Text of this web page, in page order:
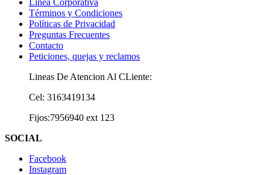
Términos y Condiciones
Políticas de Privacidad
Preguntas Frecuentes
Contacto
Peticiones, quejas y reclamos
Lineas De Atencion Al CLiente:
Cel: 3163419134
Fijos:7956940 ext 123
SOCIAL
Facebook
Instagram